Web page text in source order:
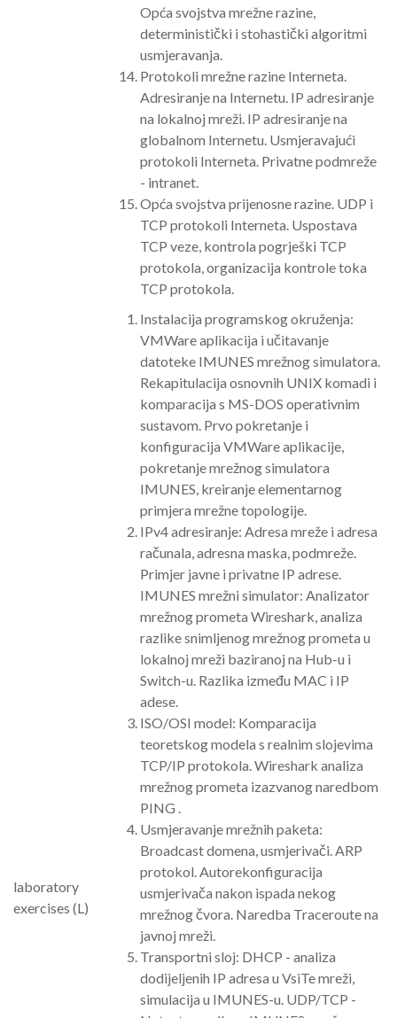
Opća svojstva mrežne razine,
deterministički i stohastički algoritmi
usmjeravanja.
Protokoli mrežne razine Interneta.
Adresiranje na Internetu. IP adresiranje
na lokalnoj mreži. IP adresiranje na
globalnom Internetu. Usmjeravajući
protokoli Interneta. Privatne podmreže
- intranet.
Opća svojstva prijenosne razine. UDP i
TCP protokoli Interneta. Uspostava
TCP veze, kontrola pogrješki TCP
protokola, organizacija kontrole toka
TCP protokola.
laboratory
exercises (L)
Instalacija programskog okruženja:
VMWare aplikacija i učitavanje
datoteke IMUNES mrežnog simulatora.
Rekapitulacija osnovnih UNIX komadi i
komparacija s MS-DOS operativnim
sustavom. Prvo pokretanje i
konfiguracija VMWare aplikacije,
pokretanje mrežnog simulatora
IMUNES, kreiranje elementarnog
primjera mrežne topologije.
IPv4 adresiranje: Adresa mreže i adresa
računala, adresna maska, podmreže.
Primjer javne i privatne IP adrese.
IMUNES mrežni simulator: Analizator
mrežnog prometa Wireshark, analiza
razlike snimljenog mrežnog prometa u
lokalnoj mreži baziranoj na Hub-u i
Switch-u. Razlika između MAC i IP
adese.
ISO/OSI model: Komparacija
teoretskog modela s realnim slojevima
TCP/IP protokola. Wireshark analiza
mrežnog prometa izazvanog naredbom
PING .
Usmjeravanje mrežnih paketa:
Broadcast domena, usmjerivači. ARP
protokol. Autorekonfiguracija
usmjerivača nakon ispada nekog
mrežnog čvora. Naredba Traceroute na
javnoj mreži.
Transportni sloj: DHCP - analiza
dodijeljenih IP adresa u VsiTe mreži,
simulacija u IMUNES-u. UDP/TCP -